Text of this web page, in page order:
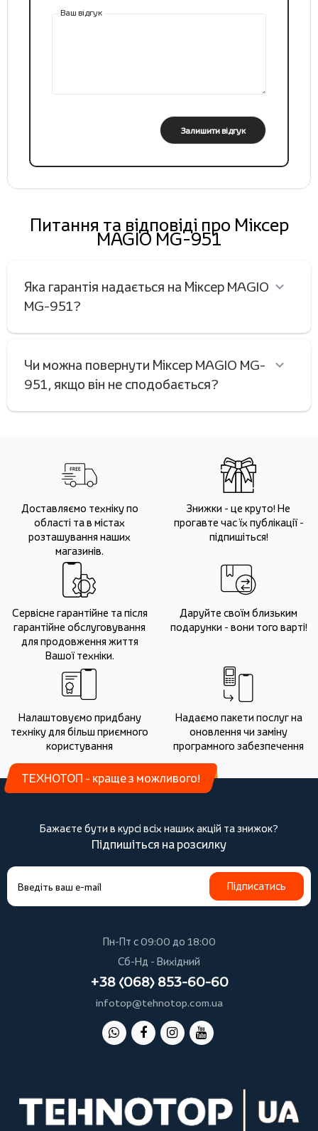
Ваш відгук
Залишити відгук
Питання та відповіді про Міксер
MAGIO MG-951
Яка гарантія надається на Міксер MAGIO
MG-951?
Чи можна повернути Міксер MAGIO MG-
951, якщо він не сподобається?
Доставляємо техніку по
області та в містах
розташування наших
магазинів.
Знижки - це круто! Не
прогавте час їх публікації -
підпишіться!
Сервісне гарантійне та після
гарантійне обслуговування
для продовження життя
Вашої техніки.
Даруйте своїм близьким
подарунки - вони того варті!
Налаштовуємо придбану
техніку для більш приємного
користування
Надаємо пакети послуг на
оновлення чи заміну
програмного забезпечення
ТЕХНОТОП - краще з можливого!
Бажаєте бути в курсі всіх наших акцій та знижок?
Підпишіться на розсилку
Підписатись
Пн-Пт с 09:00 до 18:00
Сб-Нд - Вихідний
+38 (068) 853-60-60
infotop@tehnotop.com.ua